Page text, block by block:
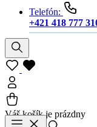
Telefón:
+421 418 777
Váš košík je prázdny